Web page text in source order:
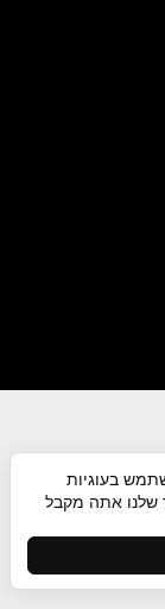
בעוגיות
שלנו אתה מקבל